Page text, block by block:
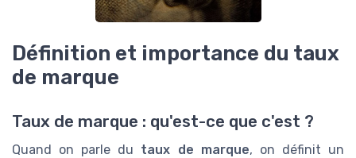
Définition et importance du taux
de marque
Taux de marque : qu'est-ce que c'est ?
Quand on parle du taux de marque, on définit un